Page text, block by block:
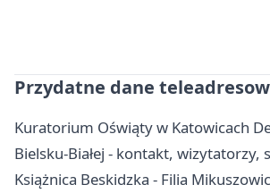
Przydatne dane
Kuratorium Oświąty w Katowicach
Bielsku-Białej - kontakt, wizytatorzy,
Książnica Beskidzka - Filia